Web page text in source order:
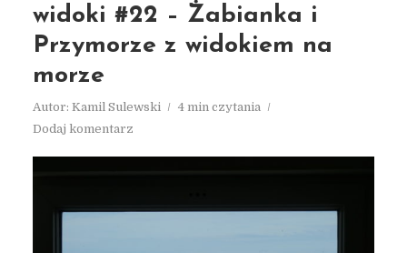
widoki #22 – Żabianka i
Przymorze z widokiem na
morze
Autor: Kamil Sulewski
4 min czytania
Dodaj komentarz